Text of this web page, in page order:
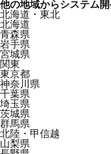
他の地域からシステム
北海道・東北
北海道
青森県
岩手県
宮城県
関東
東京都
神奈川県
千葉県
埼玉県
茨城県
群馬県
北陸・甲信越
山梨県